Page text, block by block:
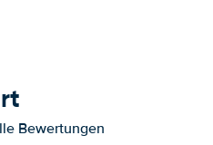
Bewertungen